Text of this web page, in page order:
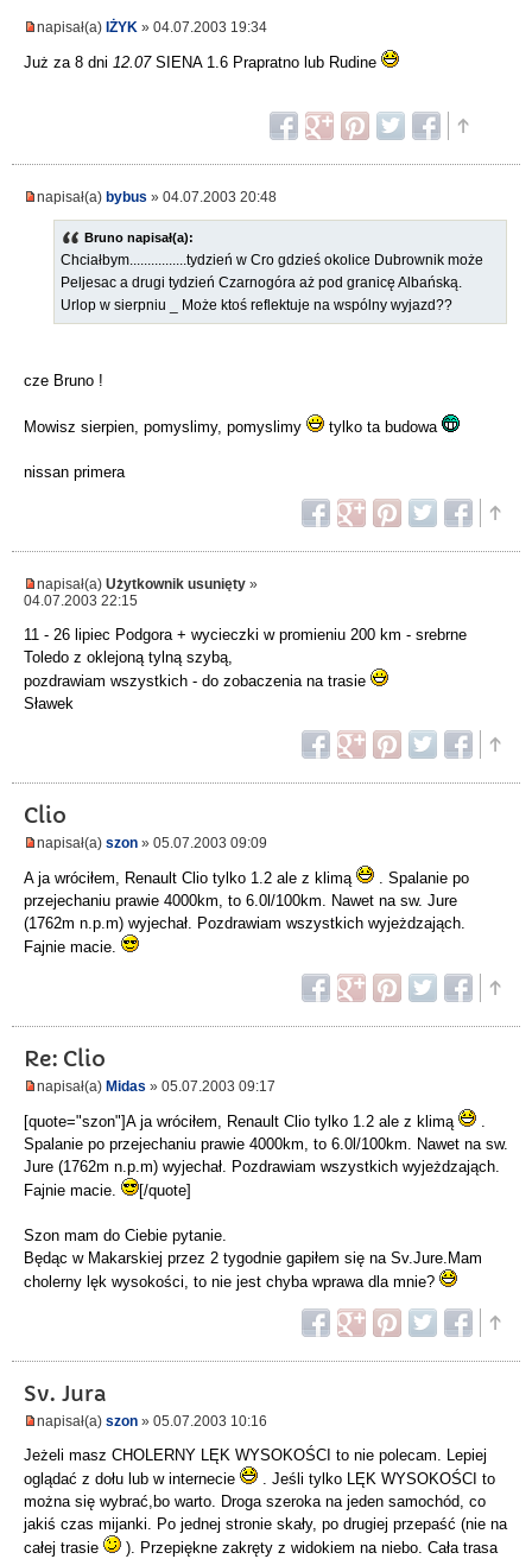
napisał(a) IŻYK » 04.07.2003 19:34
Już za 8 dni 12.07SIENA 1.6 Prapratno lub Rudine
napisał(a) bybus » 04.07.2003 20:48
Bruno napisał(a):
Chciałbym................tydzień w Cro gdzieś okolice Dubrownik może
Peljesac a drugi tydzień Czarnogóra aż pod granicę Albańską.
Urlop w sierpniu _ Może ktoś reflektuje na wspólny wyjazd??
cze Bruno !
Mowisz sierpien, pomyslimy, pomyslimy tylko ta budowa
nissan primera
napisał(a) Użytkownik usunięty »
04.07.2003 22:15
11 - 26 lipiec Podgora + wycieczki w promieniu 200 km - srebrne
Toledo z oklejoną tylną szybą,
pozdrawiam wszystkich - do zobaczenia na trasie
Sławek
Clio
napisał(a) szon » 05.07.2003 09:09
A ja wróciłem, Renault Clio tylko 1.2 ale z klimą
. Spalanie po
przejechaniu prawie 4000km, to 6.0l/100km. Nawet na sw. Jure
(1762m n.p.m) wyjechał. Pozdrawiam wszystkich wyjeżdzająch.
Fajnie macie.
Re: Clio
napisał(a) Midas » 05.07.2003 09:17
[quote="szon"]A ja wróciłem, Renault Clio tylko 1.2 ale z klimą
.
Spalanie po przejechaniu prawie 4000km, to 6.0l/100km. Nawet na sw.
Jure (1762m n.p.m) wyjechał. Pozdrawiam wszystkich wyjeżdzająch.
Fajnie macie.
[/quote]
Szon mam do Ciebie pytanie.
Będąc w Makarskiej przez 2 tygodnie gapiłem się na Sv.Jure.Mam
cholerny lęk wysokości, to nie jest chyba wprawa dla mnie?
Sv. Jura
napisał(a) szon » 05.07.2003 10:16
Jeżeli masz CHOLERNY LĘK WYSOKOŚCI to nie polecam. Lepiej
oglądać z dołu lub w internecie
. Jeśli tylko LĘK WYSOKOŚCI to
można się wybrać,bo warto. Droga szeroka na jeden samochód, co
jakiś czas mijanki. Po jednej stronie skały, po drugiej przepaść (nie na
całej trasie
). Przepiękne zakręty z widokiem na niebo. Cała trasa